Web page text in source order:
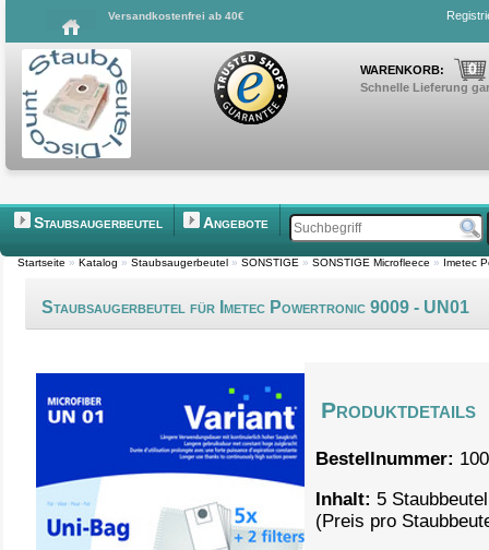
Versandkostenfrei ab 40€
WARENKORB: 0
Schnelle Lieferung
Staubsaugerbeutel Angebote
Startseite » Katalog » Staubsaugerbeutel » SONSTIGE » SONSTIGE Microfleece » Imetec
Staubsaugerbeutel für Imetec Powertronic 9009 - UN01
Produktdetails
Bestellnummer:
Inhalt: 5 Staubbeutel
(Preis pro